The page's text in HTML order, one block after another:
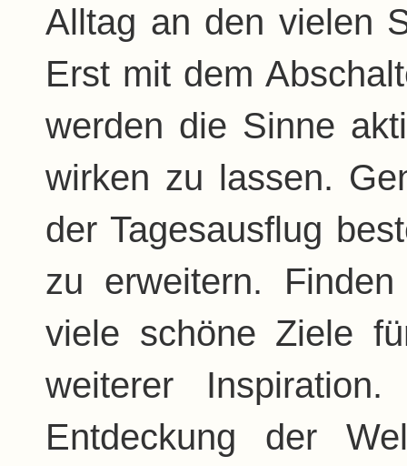
Alltag an den vielen
Erst mit dem
werden die Sinne
wirken zu lassen.
der Tagesausflug
zu erweitern.
viele schöne Ziele
weiterer
Entdeckung der